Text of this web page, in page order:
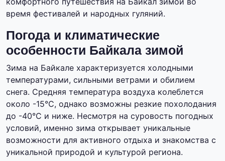
время фестивалей и народных гуляний.
Погода и климатические
особенности Байкала зимой
Зима на Байкале характеризуется холодными
температурами, сильными ветрами и обилием
снега. Средняя температура воздуха колеблется
около -15°C, однако возможны резкие похолодания
до -40°C и ниже. Несмотря на суровость погодных
условий, именно зима открывает уникальные
возможности для активного отдыха и знакомства с
уникальной природой и культурой региона.